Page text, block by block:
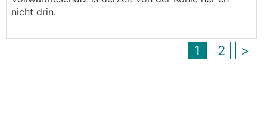
nicht drin.
1 2 >